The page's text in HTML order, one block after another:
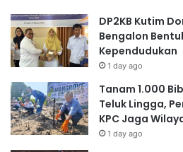
DP2KB Kutim
Bengalon
Kependudukan
1 day ago
Tanam 1.000
Teluk Lingga,
KPC Jaga
1 day ago